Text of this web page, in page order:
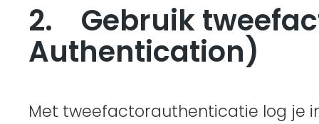
2. Gebruik
Authentication)
Met tweefactorauthenticatie log je